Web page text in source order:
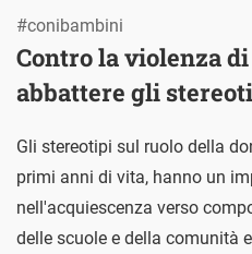
Contro la violenza
abbattere gli
#conibambini
Gli stereotipi sul ruolo della
primi anni di vita, hanno un
nell'acquiescenza verso
delle scuole e della comunità